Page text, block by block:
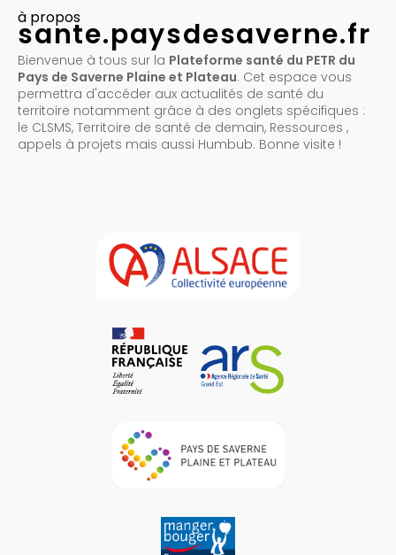
à propos
sante.paysdesaverne.fr
Bienvenue à tous sur la Plateforme santé du PETR du
Pays de Saverne Plaine et Plateau. Cet espace vous
permettra d'accéder aux actualités de santé du
territoire notamment grâce à des onglets spécifiques :
le CLSMS, Territoire de santé de demain, Ressources ,
appels à projets mais aussi Humbub. Bonne visite !